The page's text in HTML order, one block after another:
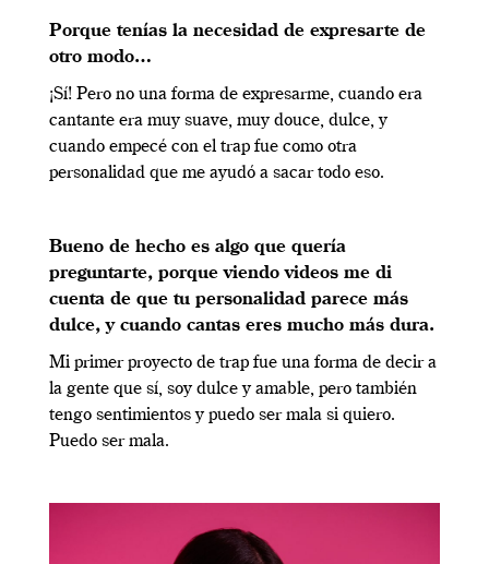
Porque tenías la necesidad de expresarte de
otro modo…
¡Sí! Pero no una forma de expresarme, cuando era
cantante era muy suave, muy douce, dulce, y
cuando empecé con el trap fue como otra
personalidad que me ayudó a sacar todo eso.
Bueno de hecho es algo que quería
preguntarte, porque viendo videos me di
cuenta de que tu personalidad parece más
dulce, y cuando cantas eres mucho más dura.
Mi primer proyecto de trap fue una forma de decir a
la gente que sí, soy dulce y amable, pero también
tengo sentimientos y puedo ser mala si quiero.
Puedo ser mala.